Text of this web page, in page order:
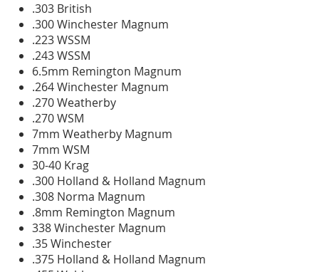
.303 British
.300 Winchester Magnum
.223 WSSM
.243 WSSM
6.5mm Remington Magnum
.264 Winchester Magnum
.270 Weatherby
.270 WSM
7mm Weatherby Magnum
7mm WSM
30-40 Krag
.300 Holland & Holland Magnum
.308 Norma Magnum
.8mm Remington Magnum
338 Winchester Magnum
.35 Winchester
.375 Holland & Holland Magnum